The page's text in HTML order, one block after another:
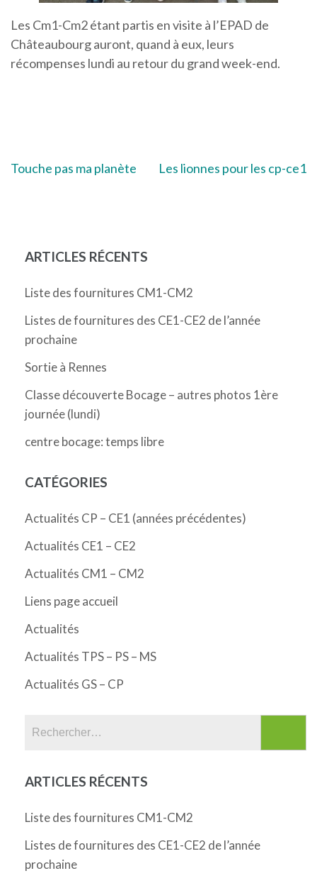
Les Cm1-Cm2 étant partis en visite à l’EPAD de
Châteaubourg auront, quand à eux, leurs
récompenses lundi au retour du grand week-end.
Navigation
Touche pas ma planète Les lionnes pour les cp-ce1
ARTICLES RÉCENTS
Liste des fournitures CM1-CM2
Listes de fournitures des CE1-CE2 de l’année
prochaine
Sortie à Rennes
Classe découverte Bocage – autres photos 1ère
journée (lundi)
centre bocage: temps libre
CATÉGORIES
Actualités CP – CE1 (années précédentes)
Actualités CE1 – CE2
Actualités CM1 – CM2
Liens page accueil
Actualités
Actualités TPS – PS – MS
Actualités GS – CP
ARTICLES RÉCENTS
Liste des fournitures CM1-CM2
Listes de fournitures des CE1-CE2 de l’année
prochaine